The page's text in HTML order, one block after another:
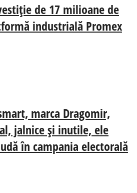
de 17 milioane de
industrială Promex
marca Dragomir,
jalnice și inutile, ele
în campania electorală